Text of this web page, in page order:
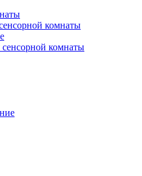
комнаты
сенсорной комнаты